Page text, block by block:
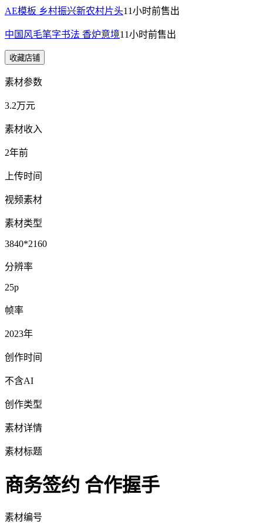
AE模板 乡村振兴新农村片头11小时前售出
中国风毛笔字书法 香炉意境11小时前售出
收藏店铺
素材参数
3.2万元
素材收入
2年前
上传时间
视频素材
素材类型
3840*2160
分辨率
25p
帧率
2023年
创作时间
不含AI
创作类型
素材详情
素材标题
商务签约 合作握手
素材编号